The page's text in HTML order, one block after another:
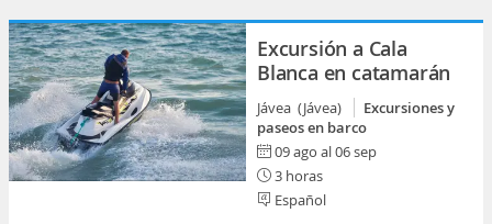
Excursión a Cala
Blanca en catamarán
Jávea (Jávea)
Excursiones y
paseos en barco
09 ago al 06 sep
3 horas
Español